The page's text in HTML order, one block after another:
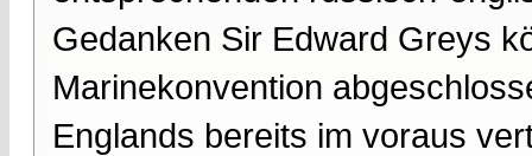
Gedanken Sir Edward Greys
Marinekonvention
Englands bereits im voraus